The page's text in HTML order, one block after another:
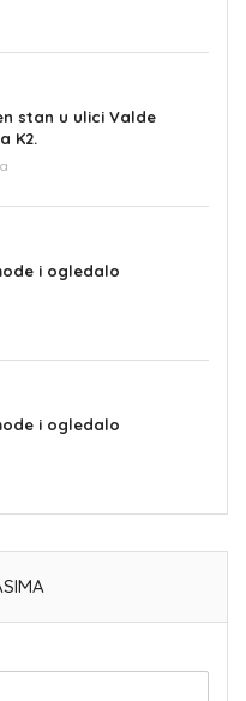
stan u ulici Valde
K2.
i ogledalo
i ogledalo